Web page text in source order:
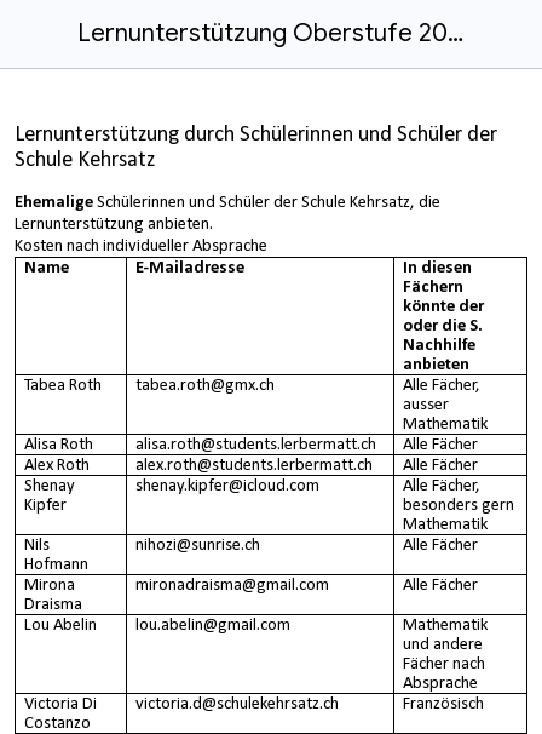
Lernunterstützung Oberstufe 2026_27
Lernunterstützung durch Schülerinnen und Schüler der
Schule Kehrsatz
Ehemalige Schülerinnen und Schüler der Schule Kehrsatz, die
Lernunterstützung anbieten.
Kosten nach individueller Absprache
Name
E-Mailadresse
In diesen
Fächern
könnte der
oder die S.
Nachhilfe
anbieten
Tabea Roth
tabea.roth@gmx.ch
Alle Fächer,
ausser
Mathematik
Alisa Roth
alisa.roth@students.lerbermatt.ch
Alle Fächer
Alex Roth
alex.roth@students.lerbermatt.ch
Alle Fächer
Shenay
Kipfer
shenay.kipfer@icloud.com
Alle Fächer,
besonders gern
Mathematik
Nils
Hofmann
nihozi@sunrise.ch Alle Fächer
Mirona
Draisma
mironadraisma@gmail.com Alle Fächer
Lou Abelin lou.abelin@gmail.com
Mathematik
und andere
Fächer nach
Absprache
Victoria Di
Costanzo
victoria.d@schulekehrsatz.ch Französisch